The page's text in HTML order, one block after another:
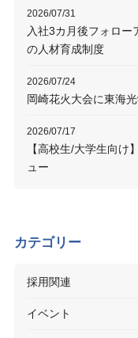
2026/07/31
入社3カ月後フォロー
の人材育成制度
2026/07/24
岡崎花火大会に東海
2026/07/17
【高校生/大学生向け
ュー
カテゴリー
採用関連
イベント